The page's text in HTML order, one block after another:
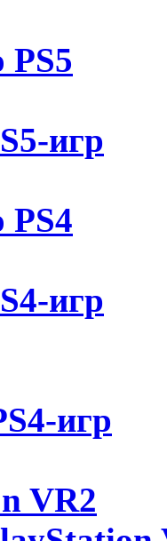
PS5
игр
PS4
игр
игр
VR2